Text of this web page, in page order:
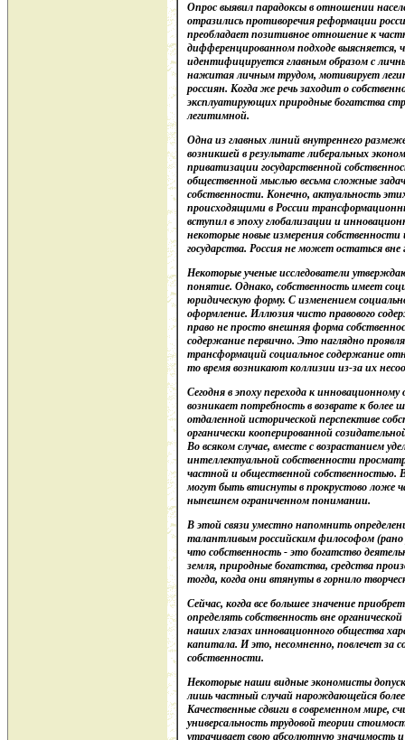
Опрос выявил парадоксы в отношении
отразились противоречия реформации
преобладает позитивное отношение к
дифференцированном подходе выясняется,
идентифицируется главным образом с
нажитая личным трудом, мотивирует
россиян. Когда же речь заходит о
эксплуатирующих природные богатства
легитимной.
Одна из главных линий внутреннего
возникшей в результате либеральных
приватизации государственной
общественной мыслью весьма сложные
собственности. Конечно, актуальность
происходящими в России
вступил в эпоху глобализации и
некоторые новые измерения
государства. Россия не может остаться вне
Некоторые ученые исследователи
понятие. Однако, собственность имеет
юридическую форму. С изменением
оформление. Иллюзия чисто правового
право не просто внешняя форма
содержание первично. Это наглядно
трансформаций социальное содержание
то время возникают коллизии из-за их
Сегодня в эпоху перехода к
возникает потребность в возврате к
отдаленной исторической перспективе
органически кооперированной
Во всяком случае, вместе с возрастанием
интеллектуальной собственности
частной и общественной собственностью.
могут быть втиснуты в прокрустово ложе
нынешнем ограниченном понимании.
В этой связи уместно напомнить
талантливым российским философом
что собственность - это богатство
земля, природные богатства, средства
тогда, когда они втянуты в горнило
Сейчас, когда все большее значение
определять собственность вне
наших глазах инновационного общества
капитала. И это, несомненно, повлечет за
собственности.
Некоторые наши видные экономисты
лишь частный случай нарождающейся
Качественные сдвиги в современном мире,
универсальность трудовой теории
утрачивает свою абсолютную значимость